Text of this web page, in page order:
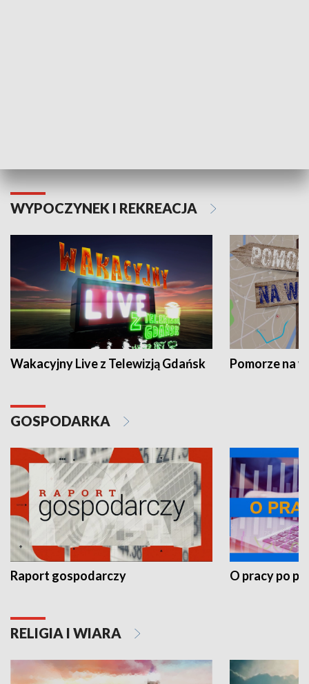
WYPOCZYNEK I REKREACJA
Wakacyjny Live z Telewizją Gdańsk Pomorze na
GOSPODARKA
Raport gospodarczy O pracy po
RELIGIA I WIARA